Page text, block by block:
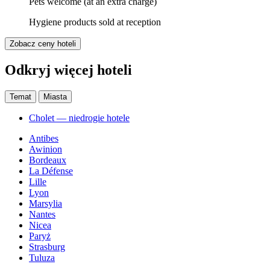
Hygiene products sold at reception
Zobacz ceny hoteli
Odkryj więcej hoteli
Temat Miasta
Cholet — niedrogie hotele
Antibes
Awinion
Bordeaux
La Défense
Lille
Lyon
Marsylia
Nantes
Nicea
Paryż
Strasburg
Tuluza